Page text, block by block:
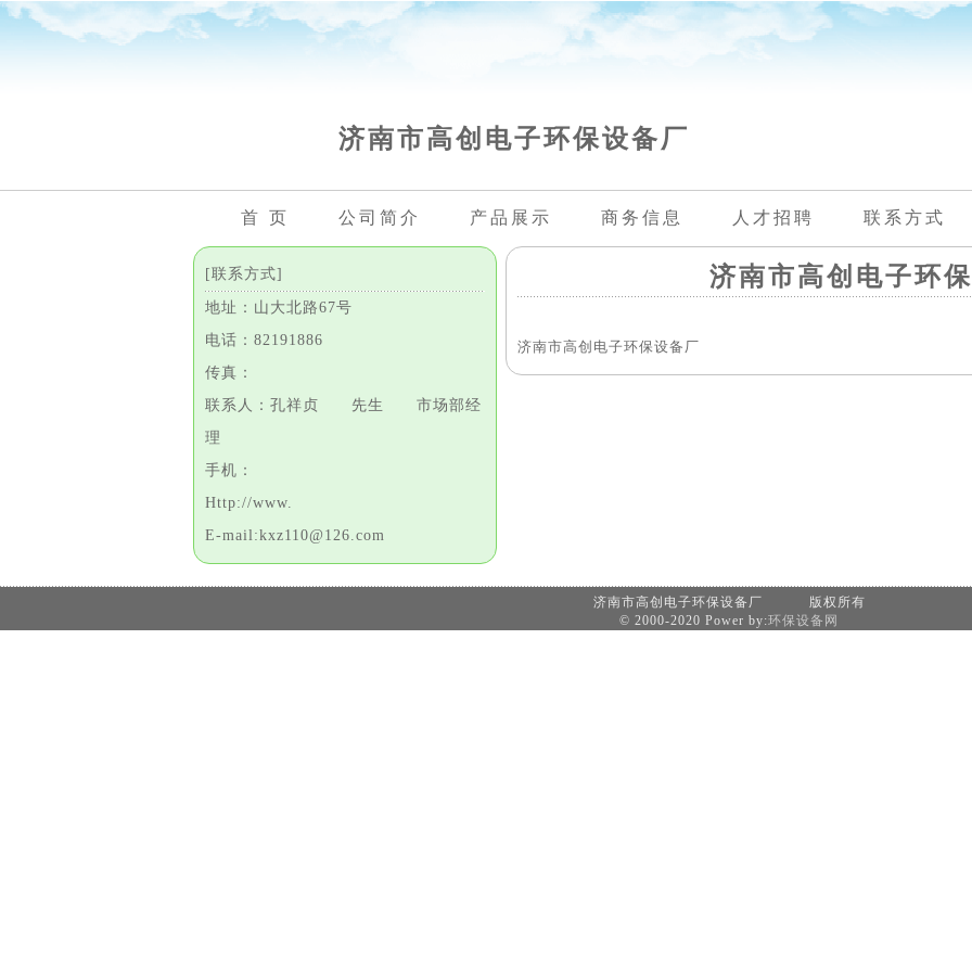
济南市高创电子环保设备厂
首 页 公司简介 产品展示 商务信息 人才招聘 联系方式
[联系方式]
地址：山大北路67号
电话：82191886
传真：
联系人：孔祥贞 先生 市场部经
理
手机：
Http://www.
E-mail:kxz110@126.com
济南市高创电子环
济南市高创电子环保设备厂
济南市高创电子环保设备厂 版权所有
© 2000-2020 Power by:环保设备网